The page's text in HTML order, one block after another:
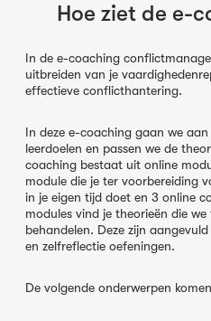
Hoe ziet de e-
In de e-coaching
uitbreiden van je
effectieve conflicthantering.
In deze e-coaching gaan we
leerdoelen en passen we de
coaching bestaat uit online
module die je ter voorbereiding
in je eigen tijd doet en 3 online
modules vind je theorieën die
behandelen. Deze zijn
en zelfreflectie oefeningen.
De volgende onderwerpen